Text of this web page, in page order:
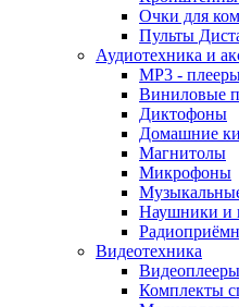
Очки для
Пульты
Аудиотехника и
MP3 -
Виниловые
Диктофоны
Домашние
Магнитолы
Микрофоны
Наушники и
Видеотехника
Комплекты